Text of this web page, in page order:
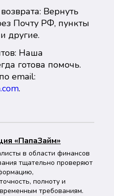
Вернуть
Почту РФ, пункты
другие.
Наша
готова помочь.
email:
.
«ПапаЗайм»
в области финансов
тщательно проверяют
полноту и
требованиям.